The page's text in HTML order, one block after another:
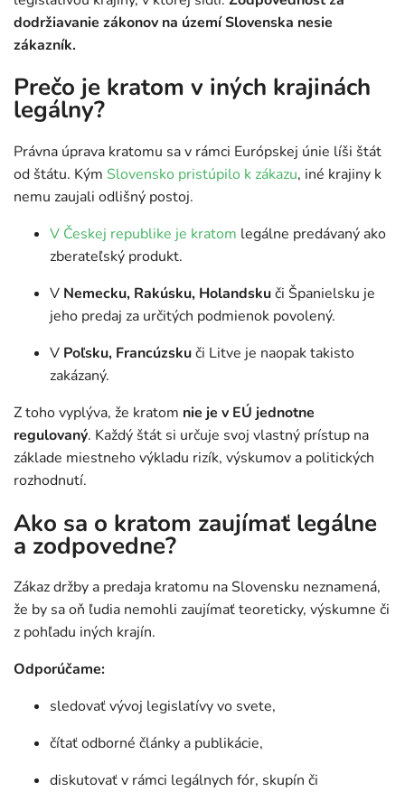
dodržiavanie zákonov na území Slovenska nesie
zákazník.
Prečo je kratom v iných krajinách
legálny?
Právna úprava kratomu sa v rámci Európskej únie líši štát
od štátu. Kým Slovensko pristúpilo k zákazu, iné krajiny k
nemu zaujali odlišný postoj.
V Českej republike je kratom legálne predávaný ako
zberateľský produkt.
V Nemecku, Rakúsku, Holandskuči Španielsku je
jeho predaj za určitých podmienok povolený.
V Poľsku, Francúzskuči Litve je naopak takisto
zakázaný.
Z toho vyplýva, že kratom nie je v EÚ jednotne
regulovaný. Každý štát si určuje svoj vlastný prístup na
základe miestneho výkladu rizík, výskumov a politických
rozhodnutí.
Ako sa o kratom zaujímať legálne
a zodpovedne?
Zákaz držby a predaja kratomu na Slovensku neznamená,
že by sa oň ľudia nemohli zaujímať teoreticky, výskumne či
z pohľadu iných krajín.
Odporúčame:
sledovať vývoj legislatívy vo svete,
čítať odborné články a publikácie,
diskutovať v rámci legálnych fór, skupín či